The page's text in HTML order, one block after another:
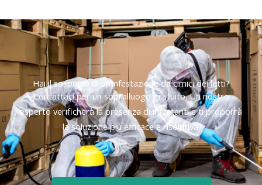
Hai il sospetto di un’infestazione da cimici dei letti?
Contattaci per un sopralluogo gratuito. Un nostro
esperto verificherà la presenza di infestanti e ti proporrà
la soluzione più efficace e risolutiva.